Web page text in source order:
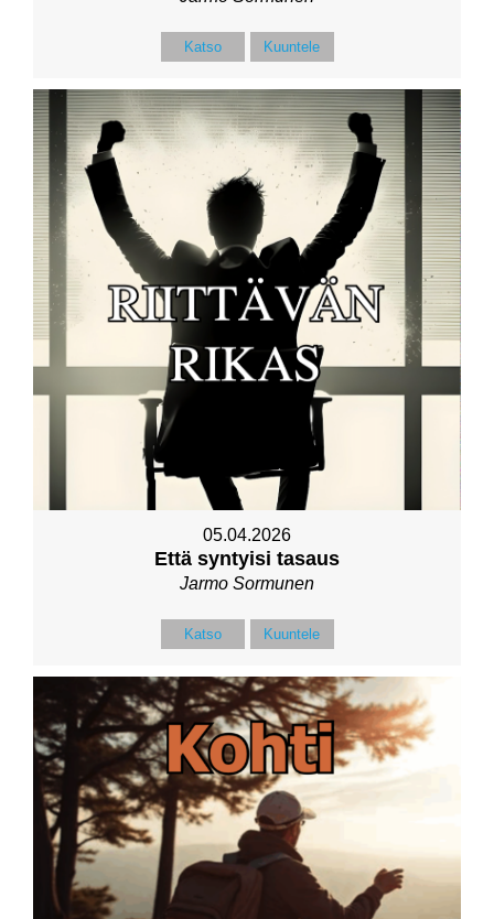
Katso Kuuntele
05.04.2026
Että syntyisi tasaus
Jarmo Sormunen
Katso Kuuntele